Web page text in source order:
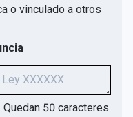
o vinculado a otros
Quedan 50 caracteres.